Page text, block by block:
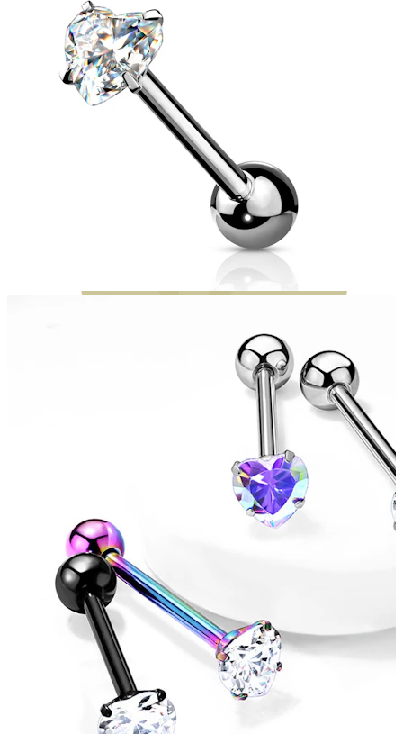
Bodymod Moments
Shop per type
Sieraden type